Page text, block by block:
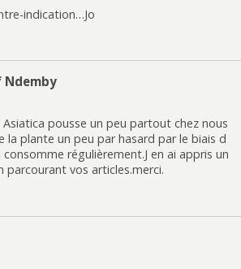
indication…Jo
Ndemby
Asiatica pousse un peu partout chez nous
la plante un peu par hasard par le biais d
consomme régulièrement.J en ai appris un
parcourant vos articles.merci.